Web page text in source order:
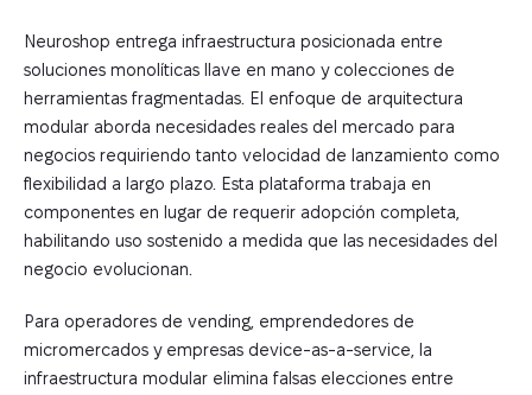
Neuroshop entrega infraestructura posicionada entre
soluciones monolíticas llave en mano y colecciones de
herramientas fragmentadas. El enfoque de arquitectura
modular aborda necesidades reales del mercado para
negocios requiriendo tanto velocidad de lanzamiento como
flexibilidad a largo plazo. Esta plataforma trabaja en
componentes en lugar de requerir adopción completa,
habilitando uso sostenido a medida que las necesidades del
negocio evolucionan.
Para operadores de vending, emprendedores de
micromercados y empresas device-as-a-service, la
infraestructura modular elimina falsas elecciones entre